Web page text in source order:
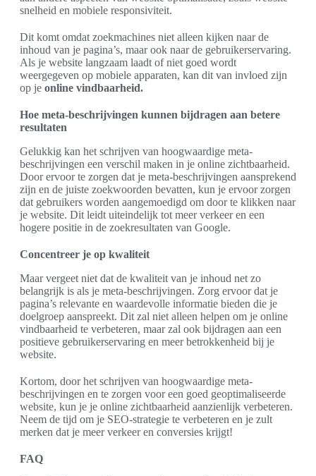
snelheid en mobiele responsiviteit.
Dit komt omdat zoekmachines niet alleen kijken naar de
inhoud van je pagina’s, maar ook naar de gebruikerservaring.
Als je website langzaam laadt of niet goed wordt
weergegeven op mobiele apparaten, kan dit van invloed zijn
op je online vindbaarheid.
Hoe meta-beschrijvingen kunnen bijdragen aan betere
resultaten
Gelukkig kan het schrijven van hoogwaardige meta-
beschrijvingen een verschil maken in je online zichtbaarheid.
Door ervoor te zorgen dat je meta-beschrijvingen aansprekend
zijn en de juiste zoekwoorden bevatten, kun je ervoor zorgen
dat gebruikers worden aangemoedigd om door te klikken naar
je website. Dit leidt uiteindelijk tot meer verkeer en een
hogere positie in de zoekresultaten van Google.
Concentreer je op kwaliteit
Maar vergeet niet dat de kwaliteit van je inhoud net zo
belangrijk is als je meta-beschrijvingen. Zorg ervoor dat je
pagina’s relevante en waardevolle informatie bieden die je
doelgroep aanspreekt. Dit zal niet alleen helpen om je online
vindbaarheid te verbeteren, maar zal ook bijdragen aan een
positieve gebruikerservaring en meer betrokkenheid bij je
website.
Kortom, door het schrijven van hoogwaardige meta-
beschrijvingen en te zorgen voor een goed geoptimaliseerde
website, kun je je online zichtbaarheid aanzienlijk verbeteren.
Neem de tijd om je SEO-strategie te verbeteren en je zult
merken dat je meer verkeer en conversies krijgt!
FAQ